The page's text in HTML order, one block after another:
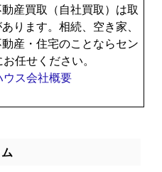
産買取（自社買取）は取
ります。相続、空き家、
産・住宅のことならセン
任せください。
ス会社概要